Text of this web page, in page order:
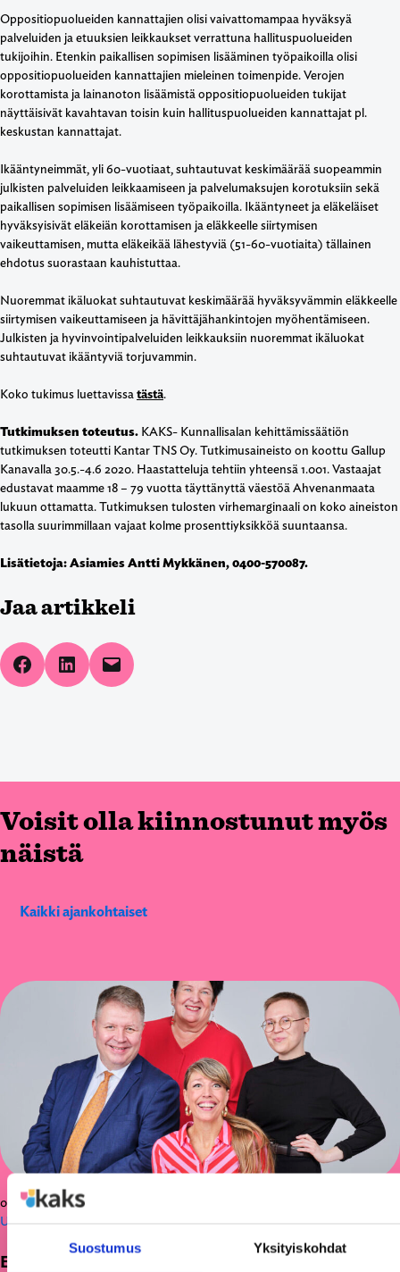
Suostumus Yksityiskohdat
Oppositiopuolueiden kannattajien olisi vaivattomampaa hyväksyä
palveluiden ja etuuksien leikkaukset verrattuna hallituspuolueiden
tukijoihin. Etenkin paikallisen sopimisen lisääminen työpaikoilla olisi
oppositiopuolueiden kannattajien mieleinen toimenpide. Verojen
korottamista ja lainanoton lisäämistä oppositiopuolueiden tukijat
näyttäisivät kavahtavan toisin kuin hallituspuolueiden kannattajat pl.
keskustan kannattajat.
Ikääntyneimmät, yli 60-vuotiaat, suhtautuvat keskimäärää suopeammin
julkisten palveluiden leikkaamiseen ja palvelumaksujen korotuksiin sekä
paikallisen sopimisen lisäämiseen työpaikoilla. Ikääntyneet ja eläkeläiset
hyväksyisivät eläkeiän korottamisen ja eläkkeelle siirtymisen
vaikeuttamisen, mutta eläkeikää lähestyviä (51-60-vuotiaita) tällainen
ehdotus suorastaan kauhistuttaa.
Nuoremmat ikäluokat suhtautuvat keskimäärää hyväksyvämmin eläkkeelle
siirtymisen vaikeuttamiseen ja hävittäjähankintojen myöhentämiseen.
Julkisten ja hyvinvointipalveluiden leikkauksiin nuoremmat ikäluokat
suhtautuvat ikääntyviä torjuvammin.
Koko tukimus luettavissatästä.
Tutkimuksen toteutus. KAKS- Kunnallisalan kehittämissäätiön
tutkimuksen toteutti Kantar TNS Oy. Tutkimusaineisto on koottu Gallup
Kanavalla 30.5.-4.6 2020. Haastatteluja tehtiin yhteensä 1.001. Vastaajat
edustavat maamme 18 – 79 vuotta täyttänyttä väestöä Ahvenanmaata
lukuun ottamatta. Tutkimuksen tulosten virhemarginaali on koko aineiston
tasolla suurimmillaan vajaat kolme prosenttiyksikköä suuntaansa.
Lisätietoja: Asiamies Antti Mykkänen, 0400-570087.
Jaa artikkeli
Share on Facebook
Share on LinkedIn
Email this Page
Voisit olla kiinnostunut myös
näistä
Kaikki ajankohtaiset
05.08.2026
Uutiset
Etsimme Kunnallisalan kehittämissäätiölle